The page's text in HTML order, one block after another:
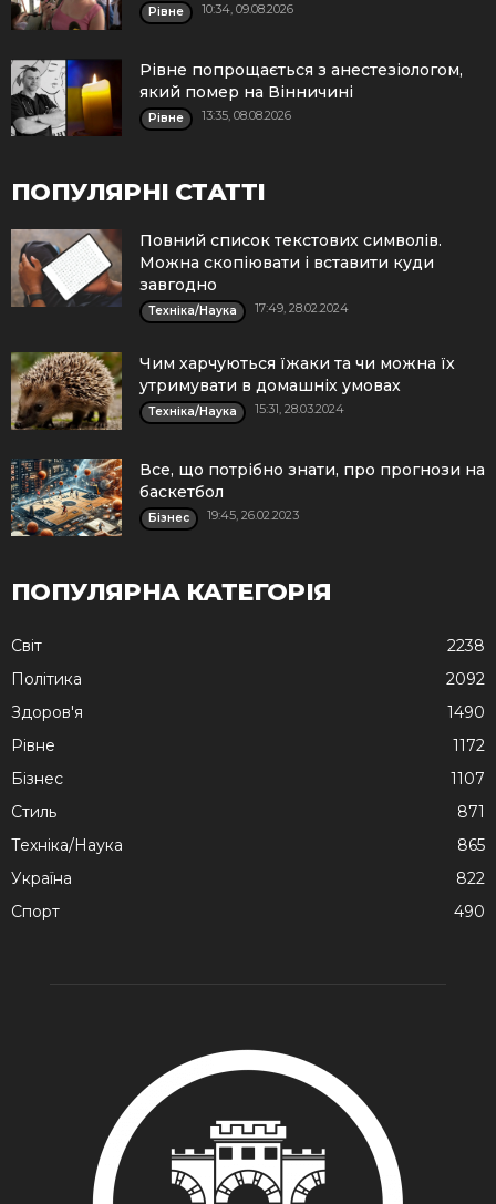
Рівне 10:34, 09.08.2026
Рівне попрощається з анестезіологом,
який помер на Вінничині
Рівне 13:35, 08.08.2026
ПОПУЛЯРНІ СТАТТІ
Повний список текстових символів.
Можна скопіювати і вставити куди
завгодно
Техніка/Наука 17:49, 28.02.2024
Чим харчуються їжаки та чи можна їх
утримувати в домашніх умовах
Техніка/Наука 15:31, 28.03.2024
Все, що потрібно знати, про прогнози на
баскетбол
Бізнес 19:45, 26.02.2023
ПОПУЛЯРНА КАТЕГОРІЯ
Cвіт
2238
Політика
2092
Здоров'я
1490
Рівне
1172
Бізнес
1107
Стиль
871
Техніка/Наука
865
Україна
822
Спорт
490